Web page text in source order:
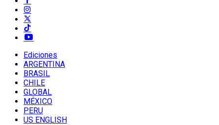
Ediciones
ARGENTINA
BRASIL
CHILE
GLOBAL
MÉXICO
PERU
US ENGLISH